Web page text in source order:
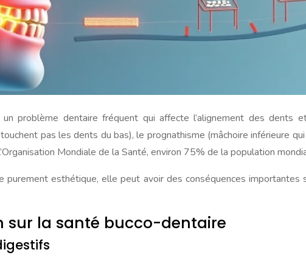
problème dentaire fréquent qui affecte l’alignement des dents
pas les dents du bas), le prognathisme (mâchoire inférieure
Mondiale de la Santé, environ 75% de la population
purement esthétique, elle peut avoir des conséquences
sur la santé bucco-dentaire